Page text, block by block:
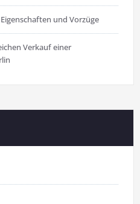
und Vorzüge
Verkauf einer